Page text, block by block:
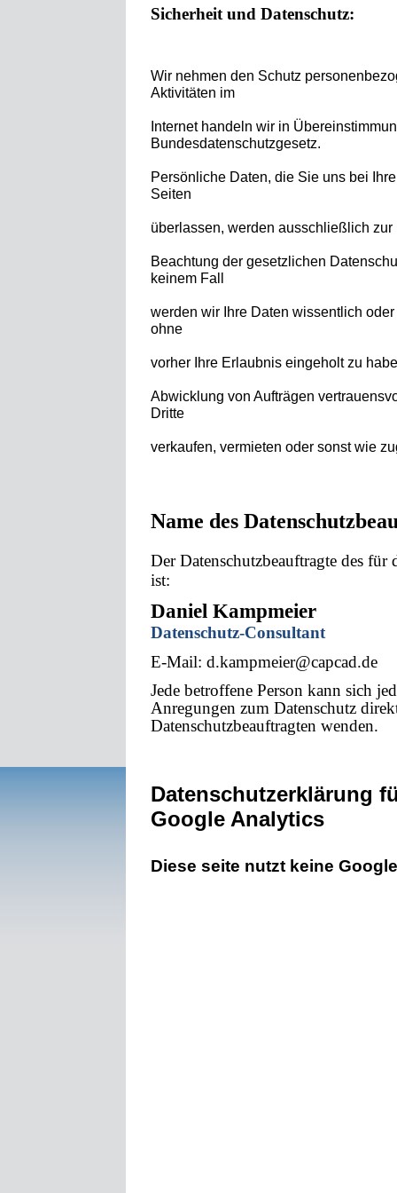
Sicherheit und Datenschutz:
Wir nehmen den Schutz
Aktivitäten im
Internet handeln wir in
Bundesdatenschutzgesetz.
Persönliche Daten, die Sie uns bei
Seiten
überlassen, werden ausschließlich
Beachtung der gesetzlichen
keinem Fall
werden wir Ihre Daten wissentlich
ohne
vorher Ihre Erlaubnis eingeholt zu
Abwicklung von Aufträgen
Dritte
verkaufen, vermieten oder sonst wie
Name des
Der Datenschutzbeauftragte des
ist:
Daniel Kampmeier
Datenschutz-Consultant
E-Mail: d.kampmeier@capcad.de
Jede betroffene Person kann sich
Anregungen zum Datenschutz
Datenschutzbeauftragten wenden.
Datenschutzerklärung
Google Analytics
Diese seite nutzt keine